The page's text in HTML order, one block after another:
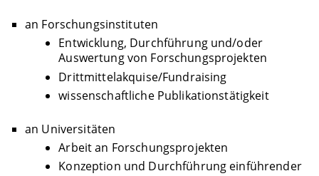
an Forschungsinstituten
Entwicklung, Durchführung und/oder
Auswertung von Forschungsprojekten
Drittmittelakquise/Fundraising
wissenschaftliche Publikationstätigkeit
an Universitäten
Arbeit an Forschungsprojekten
Konzeption und Durchführung einführender